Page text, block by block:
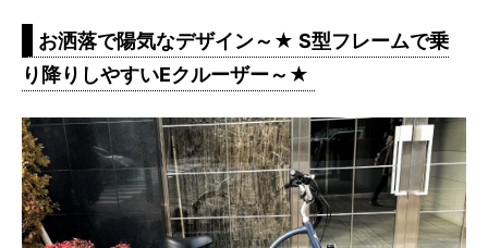
お洒落で陽気なデザイン～★ S型フレームで乗
り降りしやすいEクルーザー～★